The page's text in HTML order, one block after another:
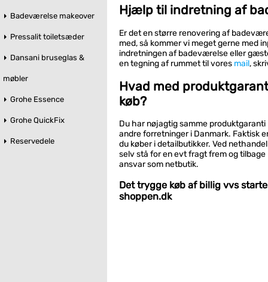
Badeværelse makeover
Pressalit toiletsæder
Dansani bruseglas &
møbler
Grohe Essence
Grohe QuickFix
Reservedele
Hjælp til indretning af
Er det en større renovering af
med, så kommer vi meget gerne med
indretningen af badeværelse eller
en tegning af rummet til vores mail,
Hvad med
køb?
Du har nøjagtig samme produktgaranti
andre forretninger i Danmark. Faktisk
du køber i detailbutikker. Ved
selv stå for en evt fragt frem og
ansvar som netbutik.
Det trygge køb af billig vvs
shoppen.dk